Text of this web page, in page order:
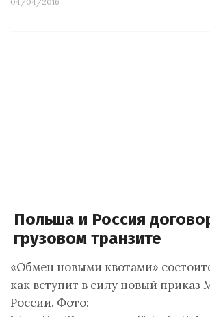
Польша и Россия
грузовом транзите
«Обмен новыми квотами»
как вступит в силу новый приказ
России. Фото: